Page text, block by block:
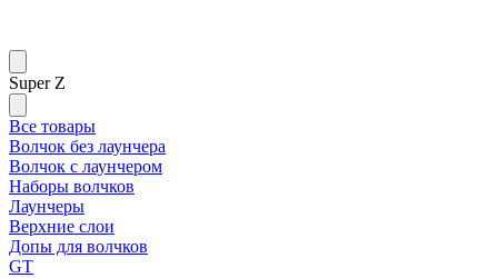
Super Z
Все товары
Волчок без лаунчера
Волчок с лаунчером
Наборы волчков
Лаунчеры
Верхние слои
Допы для волчков
GT